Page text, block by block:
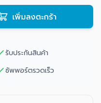
เพิ่มลงตะกร้า
รับประกันสินค้า
ซัพพอร์ตรวดเร็ว